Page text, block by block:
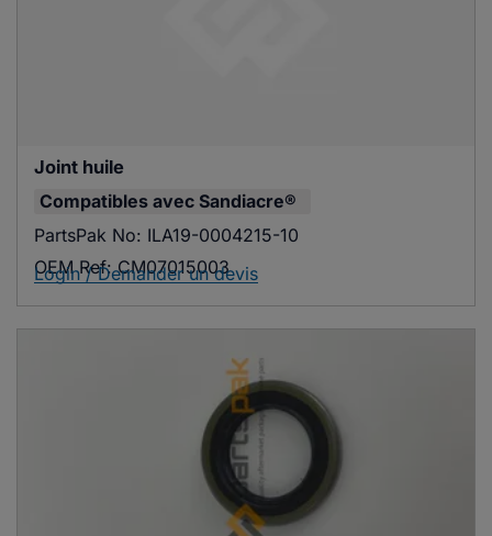
Joint huile
Compatibles avec Sandiacre®
PartsPak No: ILA19-0004215-10
OEM Ref: CM07015003
Login / Demander un devis